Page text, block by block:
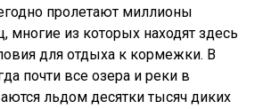
пролетают миллионы
многие из которых находят здесь
для отдыха к кормежки. В
почти все озера и реки в
льдом десятки тысяч диких